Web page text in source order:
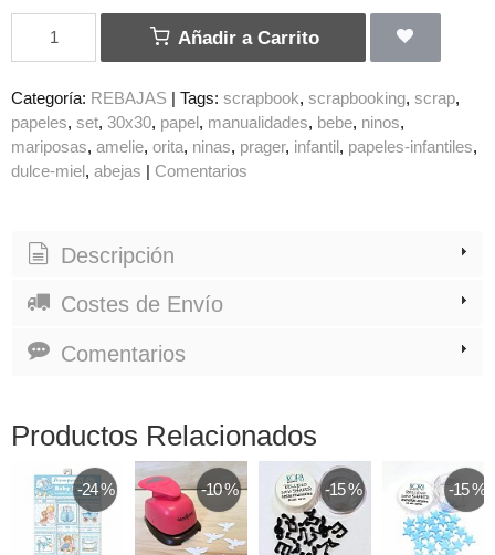
Añadir a Carrito
Categoría: REBAJAS | Tags: scrapbook scrapbooking scrap
papeles set 30x30 papel manualidades bebe ninos
mariposas amelie orita ninas prager infantil papeles-infantiles
dulce-miel abejas | Comentarios
Descripción
Costes de Envío
Comentarios
Productos Relacionados
-24 % -10 % -15 % -15 %